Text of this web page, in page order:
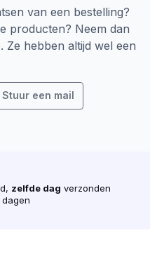
na productie streng
enkel met
werkt; braamvrij en
dan ook een CE
veiligheid,
is van draad.
voor het aantrekken
aan het
platen
van een bestelling?
producten? Neem dan
hebben altijd wel een
Stuur een mail
zelfde dag verzonden
dagen